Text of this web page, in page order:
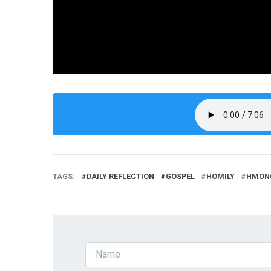
TAGS DAILY REFLECTION GOSPEL HOMILY